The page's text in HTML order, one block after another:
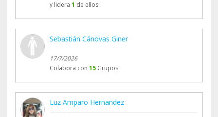
y lidera 1 de ellos
Sebastián Cánovas Giner
17/7/2026
Colabora con 15 Grupos
Luz Amparo Hernandez